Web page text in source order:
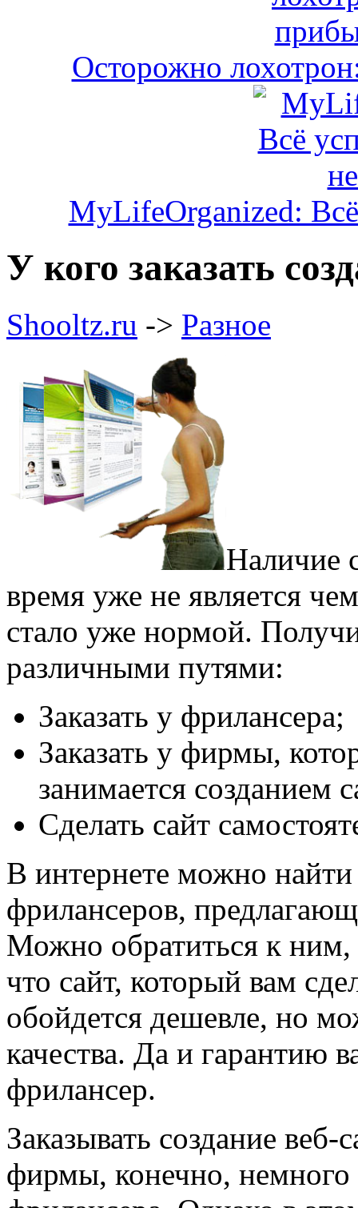
Осторожно
MyLifeOrganized:
У кого заказать
Shooltz.ru -> Разное
Наличие
время уже не является
стало уже нормой.
различными путями:
Заказать у фрилансера;
Заказать у фирмы,
занимается созданием
Сделать сайт
В интернете можно
фрилансеров,
Можно обратиться к
что сайт, который вам
обойдется дешевле, но
качества. Да и гарантию
фрилансер.
Заказывать создание
фирмы, конечно,